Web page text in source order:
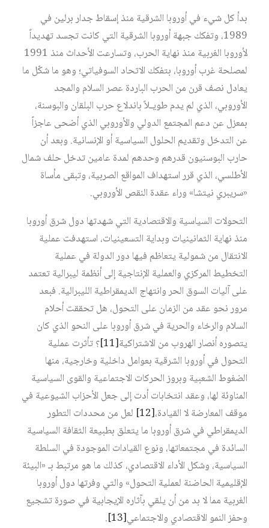
بدأ كل شيء في أوروبا الشرقية منذ إسقاط جدار برلين في
1989، وتفكك جبهة أوروبا الشرقية التي كانت تجسد تهديداً
لأوروبا الغربية منذ نهاية الحرب، وتسارعت الأحداث منذ 1991
لمصلحة غرب أوروبا، بتفكك الاتحاد السوفياتي؛ وهو ما شكّل ما
يعادل نصف قرن من الحرب الباردة عصر السلام والمجد
الأوروبي، الذي لم يدم طويـلاً باندلاع حرب البلقان والبوسنة،
بمعزل عن دعم المجتمع الدولي والأوروبي الذي أضحى عاجزاً
عن التدخل وتقديم الحلول السياسية أو الإنسانية. وبعد أن
حارب البوسنيون قدرهم وحدهم لمدة عامين تدخل حلف شمال
الأطلسي، الذي قرر استهداف المواقع الصربية، وتبقى مأساة
«سريبري نيتشا» وراء عقدة النقص الأوروبي.
التحولات السياسية والاقتصادية التي شهدتها دول شرق أوروبا
منذ نهاية الثمانينيات وبداية التسعينيات، استهدفت عملية
الانتقال من شمولية يتعاظم فيها دور الدولة في عملية
التخطيط المركزي والعملية الإنتاجية إلى أنظمة ليبرالية تعتمد
على آليات السوق الحر وانتهاج الديمقراطية الليبرالية. فبعد
مرور نحو عقد من الزمان على التحول، هل تحققت أحلام
السلام والرخاء والحرية في شرق أوروبا على النحو الذي كان
يتصوره أنصار الهروب من الاشتراكية‏[11]
؟ تأثرت عملية
التحول في أوروبا الشرقية بعوامل داخلية وخارجية، منها
الضغوط الشعبية وبروز الحركات الاجتماعية والقوى السياسية
المناوئة لها، وعقد انتخابات أدت إلى جعل الأحزاب الشيوعية في
موقف المعارضة لا القيادة،‏[12]
لعل من محددات التطور
الديمقراطي في شرق أوروبا ما يتعلق بطبيعة الثقافة السياسية
السائدة في مجتمعاتها، ونوع القيادات الموجودة في السلطة
السياسية، وشكل الأداء الاقتصادي، كذلك ما هو مرتبط بـ «البيئة
الإقليمية الحاضنة لعملية التحول» والتي وفرتها دول أوروبا
الغربية مما لا بد من أن يلقي بآثاره الإيجابية في صورة تشجيع
وحفز النمو الاقتصادي والاجتماعي‏[13]
.